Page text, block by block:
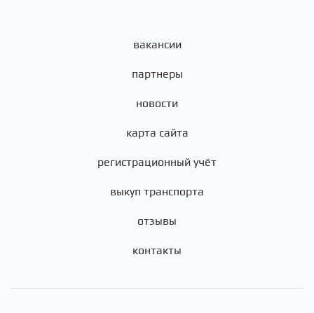
вакансии
партнеры
новости
карта сайта
регистрационный учёт
выкуп транспорта
отзывы
контакты